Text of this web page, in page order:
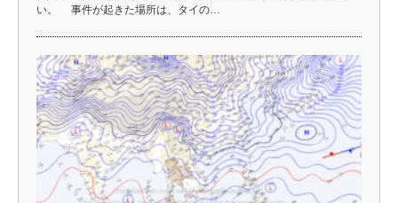
い。 事件が起きた場所は、タイの…